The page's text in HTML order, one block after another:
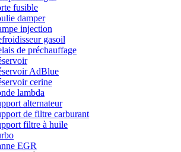
fusible
damper
injection
gasoil
de préchauffage
AdBlue
cerine
lambda
alternateur
de filtre carburant
filtre à huile
EGR